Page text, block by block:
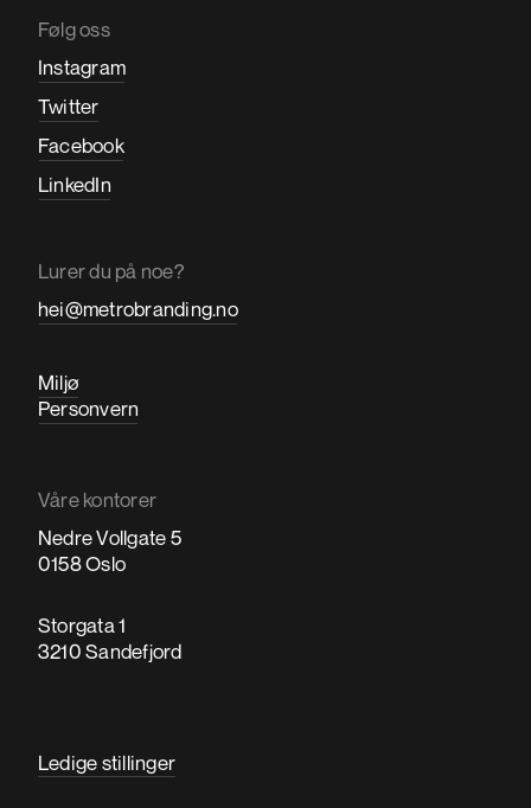
Følg oss
Instagram
Twitter
Facebook
LinkedIn
Lurer du på noe?
hei@metrobranding.no
Miljø
Personvern
Våre kontorer
Nedre Vollgate 5
0158 Oslo
Storgata 1
3210 Sandefjord
Ledige stillinger